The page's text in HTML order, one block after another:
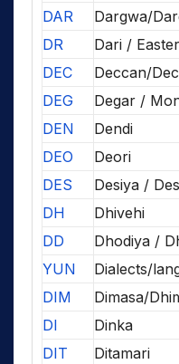
DAR
Dargwa/
DR
Dari /
DEC
Deccan/
DEG
Degar /
DEN
Dendi
DEO
Deori
DES
Desiya /
DH
Dhivehi
DD
Dhodiya /
YUN
Dialects/
DIM
Dimasa/
DI
Dinka
DIT
Ditamari